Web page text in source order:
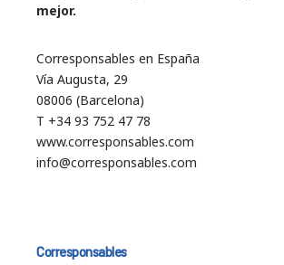
mejor.
Corresponsables en España
Vía Augusta, 29
08006 (Barcelona)
T +34 93 752 47 78
www.corresponsables.com
info@corresponsables.com
Corresponsables